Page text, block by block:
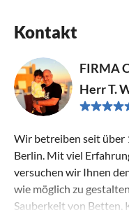
Kontakt
FIRMA
Herr T.
Wir betreiben seit über
Berlin. Mit viel
versuchen wir Ihnen
wie möglich zu
Sauberkeit von Betten,